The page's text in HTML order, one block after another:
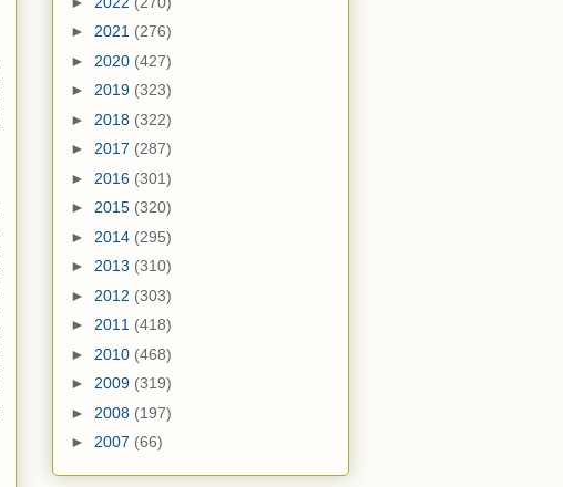
► 2021 (276)
► 2020 (427)
► 2019 (323)
► 2018 (322)
► 2017 (287)
► 2016 (301)
► 2015 (320)
► 2014 (295)
► 2013 (310)
► 2012 (303)
► 2011 (418)
► 2010 (468)
► 2009 (319)
► 2008 (197)
► 2007 (66)